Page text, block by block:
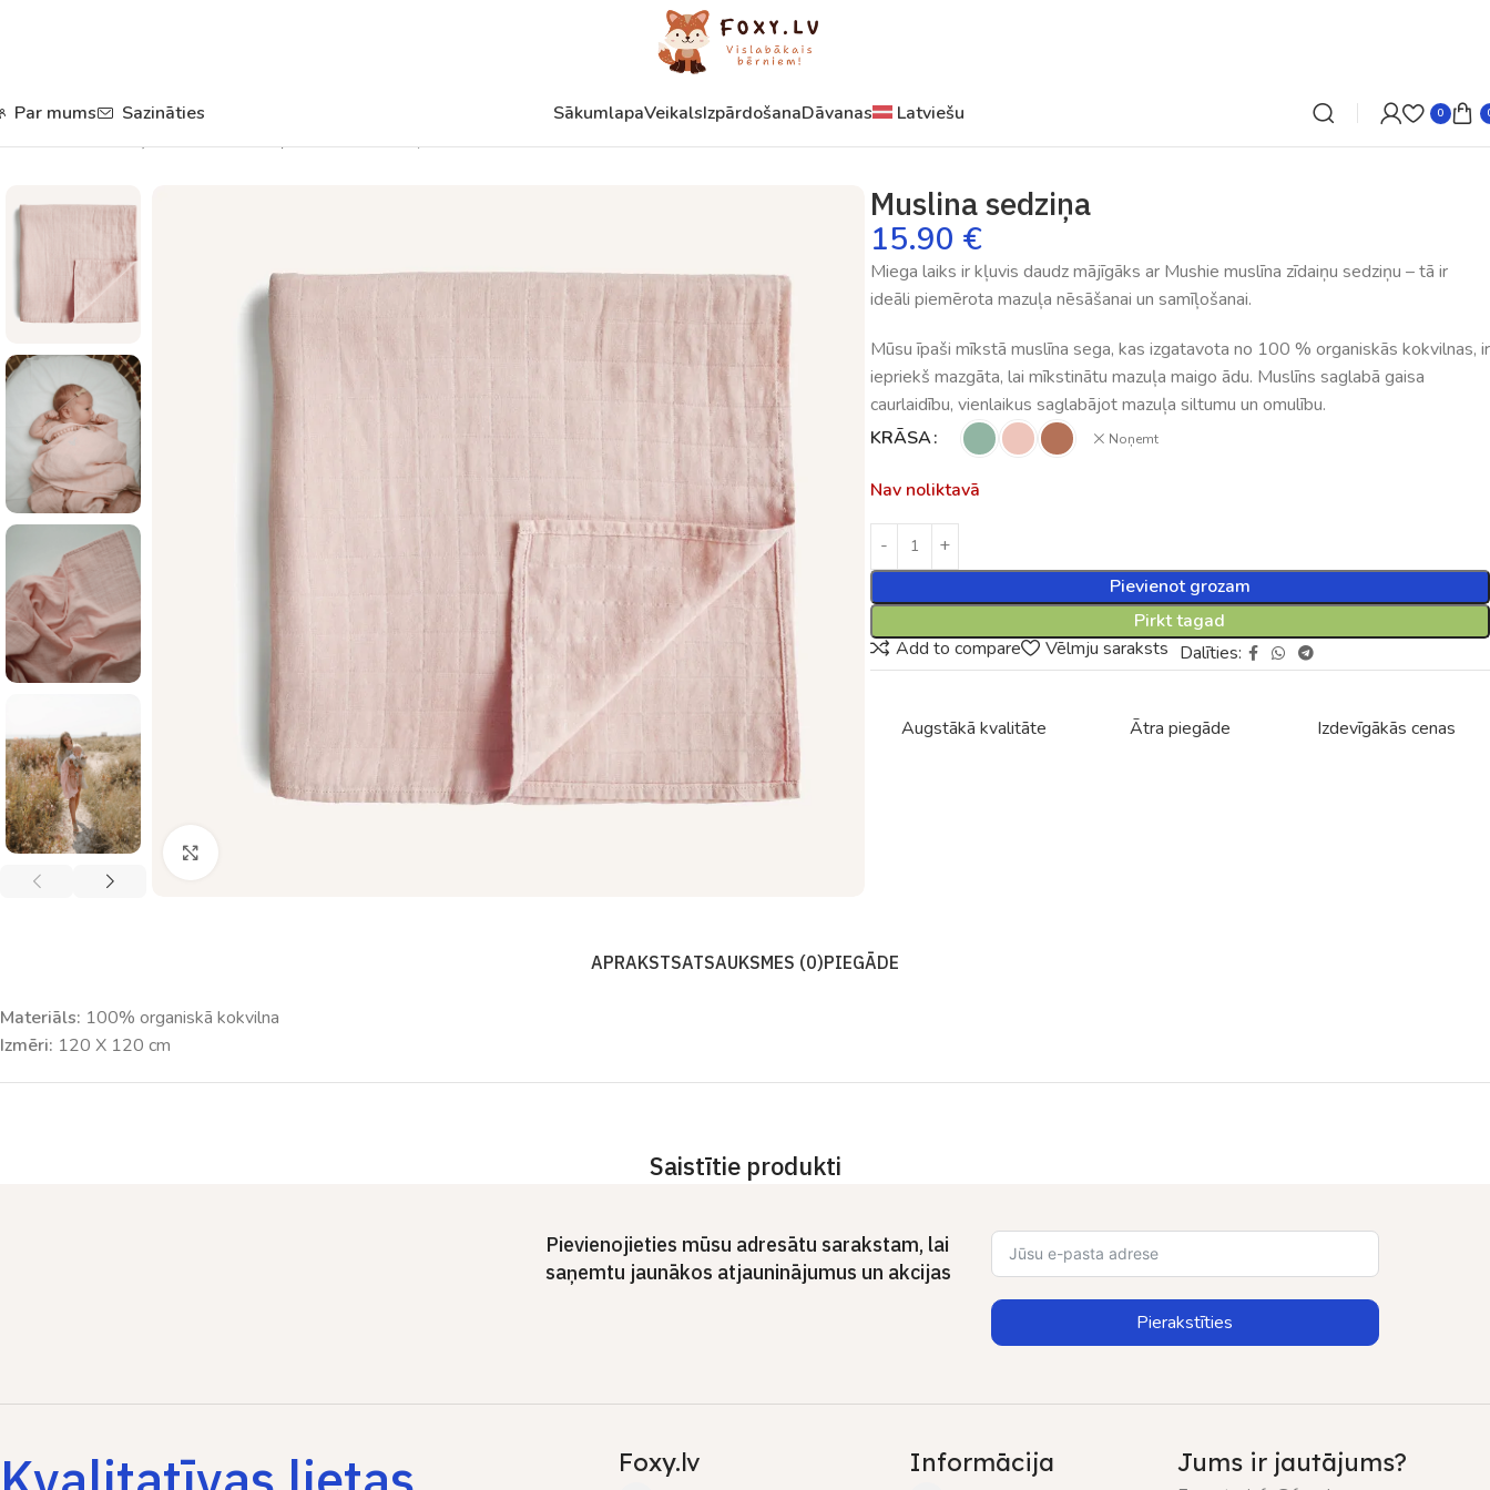
Par mums Sazināties SākumlapaVeikalsIzpārdošanaDāvanas Latviešu 0
Muslina sedziņa
15.90 €
Miega laiks ir kļuvis daudz mājīgāks ar Mushie muslīna zīdaiņu sedziņu – tā ir
ideāli piemērota mazuļa nēsāšanai un samīļošanai.
Mūsu īpaši mīkstā muslīna sega, kas izgatavota no 100 % organiskās kokvilnas, ir
iepriekš mazgāta, lai mīkstinātu mazuļa maigo ādu. Muslīns saglabā gaisa
caurlaidību, vienlaikus saglabājot mazuļa siltumu un omulību.
KRĀSA
Noņemt
Nav noliktavā
Pievienot grozam
Pirkt tagad
Add to compare
Vēlmju saraksts Dalīties:
Augstākā kvalitāte Ātra piegāde Izdevīgākās cenas
APRAKSTSATSAUKSMES (0)PIEGĀDE
Materiāls: 100% organiskā kokvilna
Izmēri: 120 X 120 cm
Saistītie produkti
Pievienojieties mūsu adresātu sarakstam, lai
saņemtu jaunākos atjauninājumus un akcijas
Pierakstīties
Foxy.lv Informācija Jums ir jautājums?